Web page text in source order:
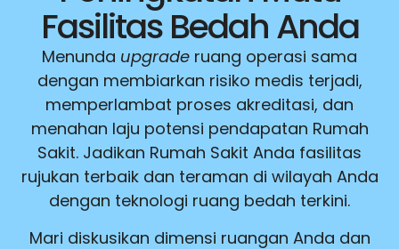
Fasilitas Bedah Anda
Menunda upgrade ruang operasi sama
dengan membiarkan risiko medis terjadi,
memperlambat proses akreditasi, dan
menahan laju potensi pendapatan Rumah
Sakit. Jadikan Rumah Sakit Anda fasilitas
rujukan terbaik dan teraman di wilayah Anda
dengan teknologi ruang bedah terkini.
Mari diskusikan dimensi ruangan Anda dan